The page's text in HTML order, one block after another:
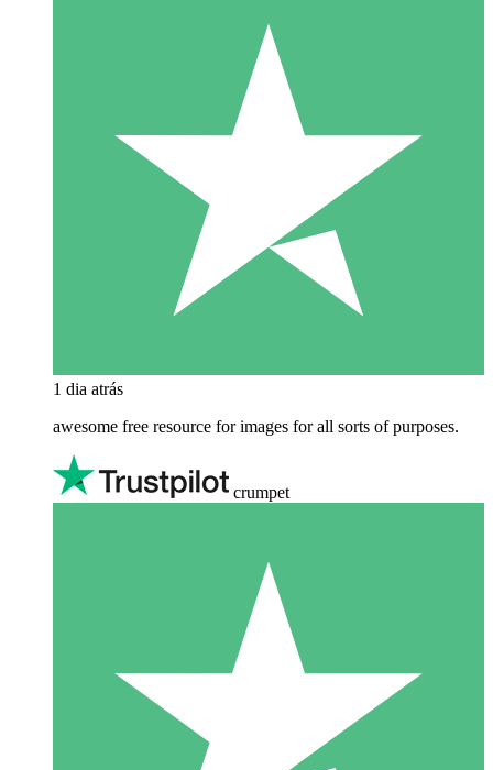
1 dia atrás
awesome free resource for images for all sorts of purposes.
crumpet